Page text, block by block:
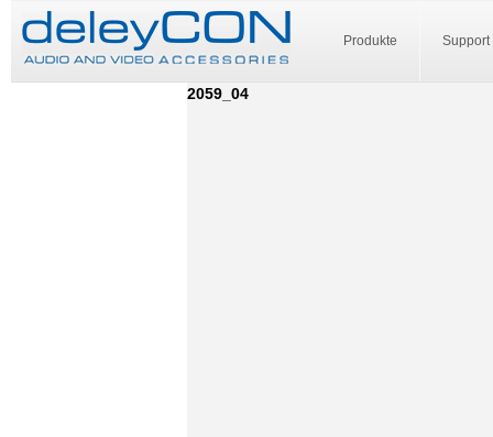
Produkte Support
2059_04